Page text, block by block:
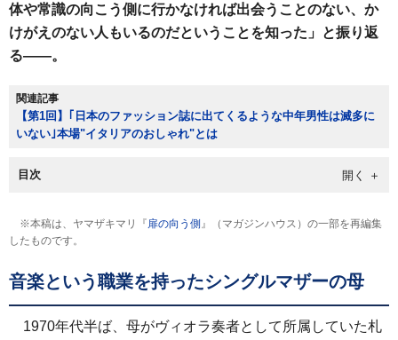
体や常識の向こう側に行かなければ出会うことのない、か
けがえのない人もいるのだということを知った」と振り返
る――。
関連記事
【第1回】｢日本のファッション誌に出てくるような中年男性は滅多に
いない｣本場"イタリアのおしゃれ"とは
目次
※本稿は、ヤマザキマリ『 扉の向う側 』（マガジンハウス）の一部を再編集
したものです。
音楽という職業を持ったシングルマザーの母
1970年代半ば、母がヴィオラ奏者として所属していた札